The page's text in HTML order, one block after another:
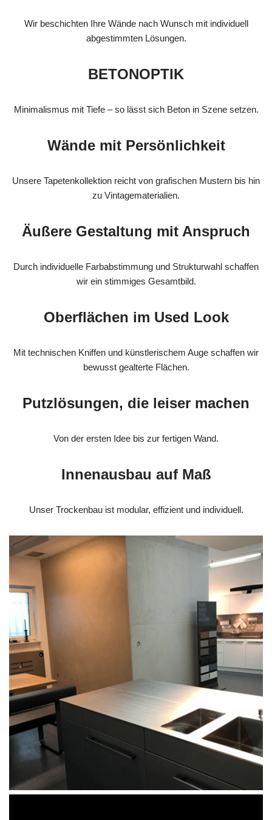
Wir beschichten Ihre Wände nach Wunsch mit individuell
abgestimmten Lösungen.
BETONOPTIK
Minimalismus mit Tiefe – so lässt sich Beton in Szene setzen.
Wände mit Persönlichkeit
Unsere Tapetenkollektion reicht von grafischen Mustern bis hin
zu Vintagematerialien.
Äußere Gestaltung mit Anspruch
Durch individuelle Farbabstimmung und Strukturwahl schaffen
wir ein stimmiges Gesamtbild.
Oberflächen im Used Look
Mit technischen Kniffen und künstlerischem Auge schaffen wir
bewusst gealterte Flächen.
Putzlösungen, die leiser machen
Von der ersten Idee bis zur fertigen Wand.
Innenausbau auf Maß
Unser Trockenbau ist modular, effizient und individuell.